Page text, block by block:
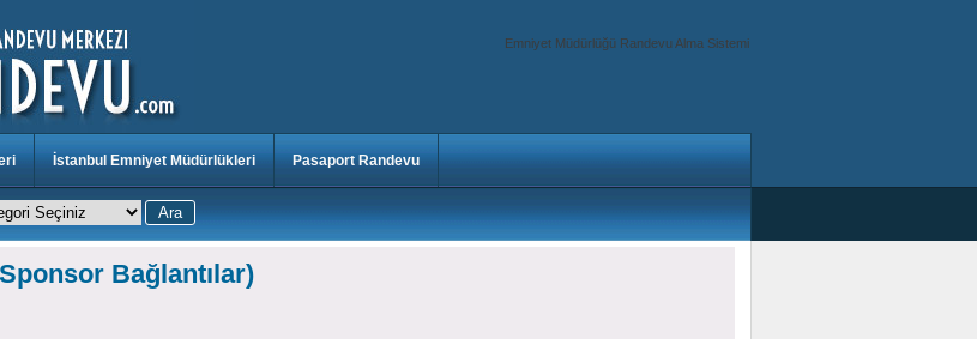
Emniyet Müdürlüğü Randevu Alma Sistemi
İstanbul Emniyet Müdürlükleri Pasaport Randevu
Bağlantılar)